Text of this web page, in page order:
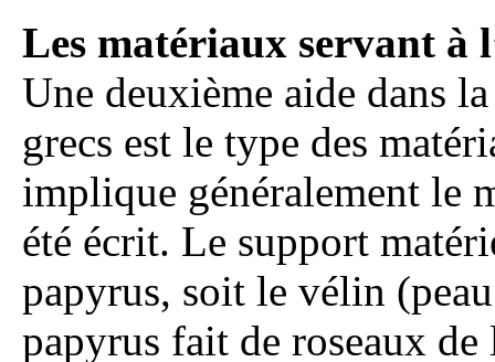
Les matériaux servant à
Une deuxième aide dans
grecs est le type des
implique généralement le
été écrit. Le support
papyrus, soit le vélin
papyrus fait de roseaux